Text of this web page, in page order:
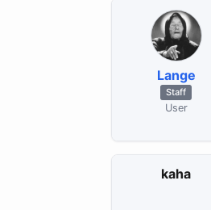
Lange
Staff
User
kaha